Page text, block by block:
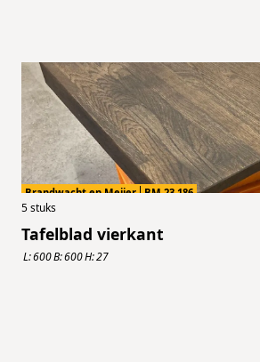
Brandwacht en Meijer BM.23.186
5stuks
Tafelblad vierkant
L:600B:600H:27